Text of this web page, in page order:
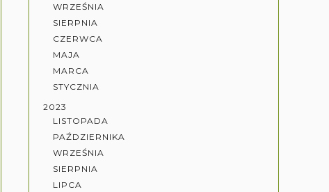
WRZEŚNIA
SIERPNIA
CZERWCA
MAJA
MARCA
STYCZNIA
2023
LISTOPADA
PAŹDZIERNIKA
WRZEŚNIA
SIERPNIA
LIPCA